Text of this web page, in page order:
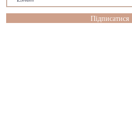
Підписатися